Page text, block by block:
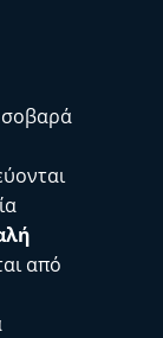
σοβαρά
από